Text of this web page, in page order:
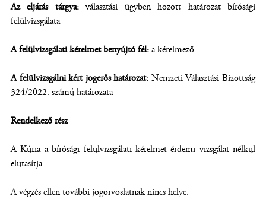
Az eljárás tárgya:választási ügyben hozott határozat bírósági
felülvizsgálata
A felülvizsgálati kérelmet benyújtó fél:a kérelmező
A felülvizsgálni kért jogerős határozat: Nemzeti Választási Bizottság
324/2022. számú határozata
Rendelkező rész
A Kúria a bírósági felülvizsgálati kérelmet érdemi vizsgálat nélkül
elutasítja.
A végzés ellen további jogorvoslatnak nincs helye.